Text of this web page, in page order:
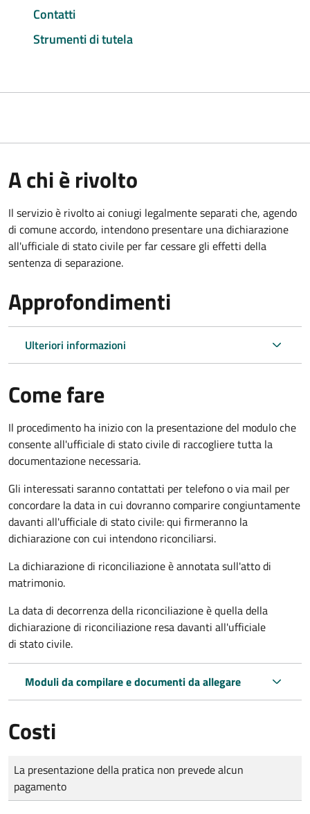
Contatti
Strumenti di tutela
A chi è rivolto
Il servizio è rivolto ai coniugi legalmente separati che, agendo
di comune accordo, intendono presentare una dichiarazione
all'ufficiale di stato civile per far cessare gli effetti della
sentenza di separazione.
Approfondimenti
Ulteriori informazioni
Come fare
Il procedimento ha inizio con la presentazione del modulo che
consente all'ufficiale di stato civile di raccogliere tutta la
documentazione necessaria.
Gli interessati saranno contattati per telefono o via mail per
concordare la data in cui dovranno comparire congiuntamente
davanti all'ufficiale di stato civile: qui firmeranno la
dichiarazione con cui intendono riconciliarsi.
La dichiarazione di riconciliazione è annotata sull'atto di
matrimonio.
La data di decorrenza della riconciliazione è quella della
dichiarazione di riconciliazione resa davanti all'ufficiale
di stato civile.
Moduli da compilare e documenti da allegare
Costi
Tipo di pagamento
Importo
La presentazione della pratica non prevede alcun
pagamento